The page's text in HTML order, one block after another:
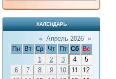
КАЛЕНДАРЬ
« Апрель 2026 »
Пн
Вт Ср Чт Пт Сб
Вс
1
2 3 4
5
6
7 8 9 10 11
12